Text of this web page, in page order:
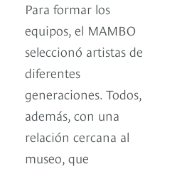
Para formar los
equipos, el MAMBO
seleccionó artistas de
diferentes
generaciones. Todos,
además, con una
relación cercana al
museo, que